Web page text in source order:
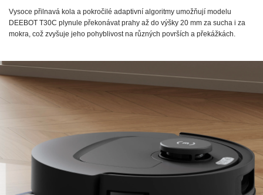
Vysoce přilnavá kola a pokročilé adaptivní algoritmy umožňují modelu
DEEBOT T30C plynule překonávat prahy až do výšky 20 mm za sucha i za
mokra, což zvyšuje jeho pohyblivost na různých površích a překážkách.